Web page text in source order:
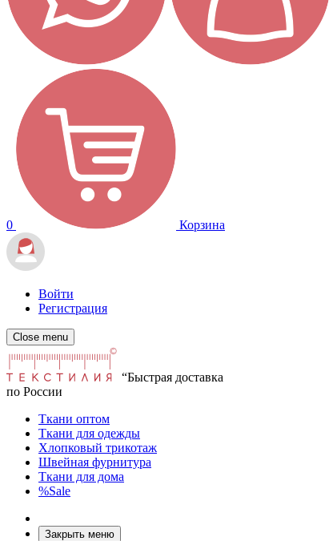
0 Корзина
Войти
Регистрация
Close menu
“Быстрая доставка
по России
Ткани оптом
Ткани для одежды
Хлопковый трикотаж
Швейная фурнитура
Ткани для дома
%Sale
Закрыть меню